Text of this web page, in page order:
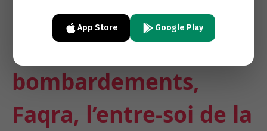
et «fresh money»: à
150 km des
bombardements,
Faqra, l’entre-soi de la
App Store Google Play